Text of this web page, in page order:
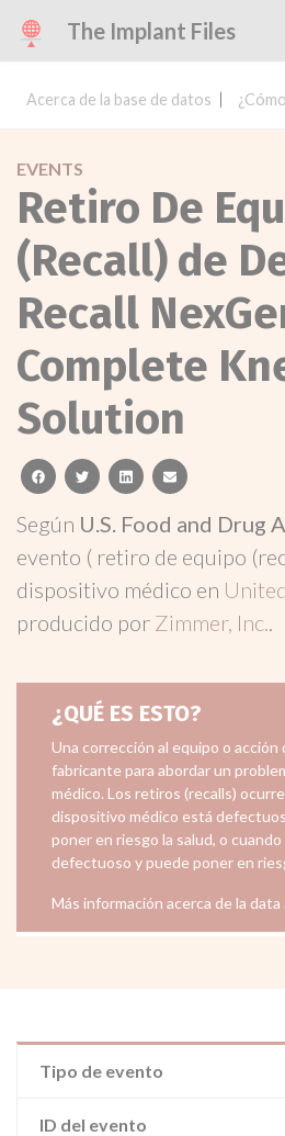
The Implant Files
Acerca de la base de datos
EVENTS
Retiro De
(Recall) de
Recall
Complete
Solution
facebooktwitterlinkedinemail
Según U.S. Food and Drug
evento ( retiro de equipo
dispositivo médico en
producido por Zimmer, Inc..
¿QUÉ ES ESTO?
Una corrección al equipo o
fabricante para abordar un
médico. Los retiros (recalls)
dispositivo médico está
poner en riesgo la salud, o
defectuoso y puede poner en
Más información acerca de la data
Tipo de evento
ID del evento